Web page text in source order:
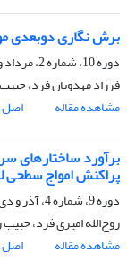
برش نگاری دوبعدی
دوره 10، شماره 2، مرداد و شهریور 1395، صفحه
فرزاد مهدویان فرد،
مشاهده مقاله
اصل
برآورد ساختارهای
پراکنش امواج سطحی
دوره 9، شماره 4، آذر و دی 1394، صفحه
روح‌الله امیری فرد،
مشاهده مقاله
اصل